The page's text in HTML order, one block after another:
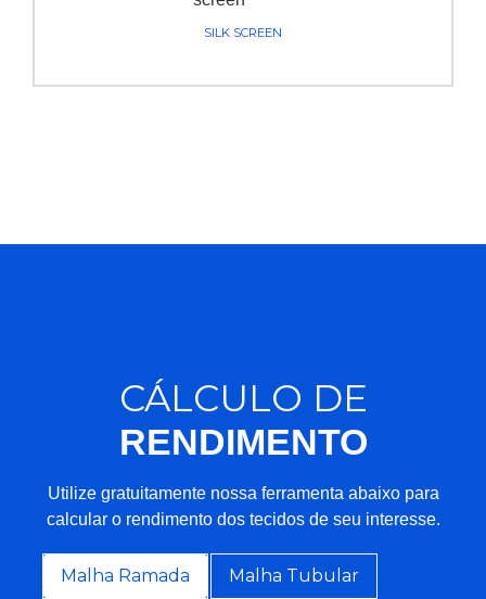
SILK SCREEN
CÁLCULO DE
RENDIMENTO
Utilize gratuitamente nossa ferramenta abaixo para
calcular o rendimento dos tecidos de seu interesse.
Malha Ramada Malha Tubular